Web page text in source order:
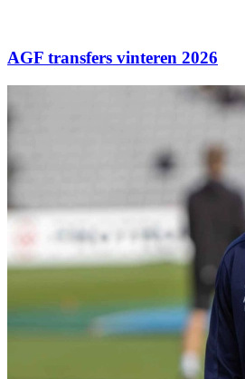
AGF transfers vinteren 2026